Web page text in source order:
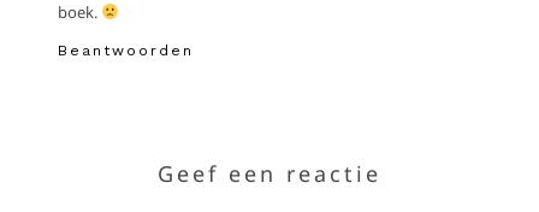
boek.
Beantwoorden
Geef een reactie